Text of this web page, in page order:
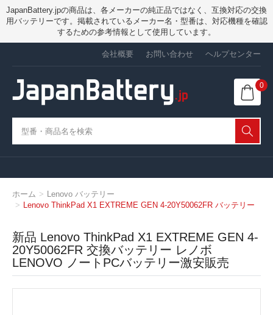
JapanBattery.jpの商品は、各メーカーの純正品ではなく、互換対応の交換
用バッテリーです。掲載されているメーカー名・型番は、対応機種を確認
するための参考情報として使用しています。
会社概要 お問い合わせ ヘルプセンター
0
ホーム
Lenovo バッテリー
Lenovo ThinkPad X1 EXTREME GEN 4-20Y50062FR バッテリー
新品 Lenovo ThinkPad X1 EXTREME GEN 4-
20Y50062FR 交換バッテリー レノボ
LENOVO ノートPCバッテリー激安販売